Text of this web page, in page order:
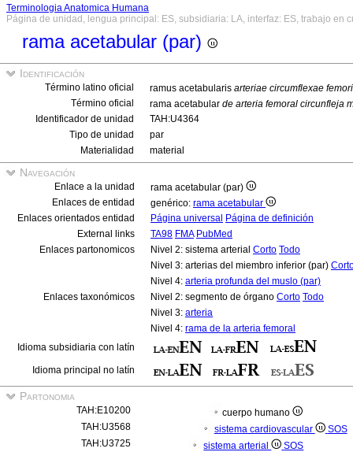
Terminologia Anatomica Humana
Página de unidad, lengua principal: ES, subsidiaria: LA, interfaz: ES, trabajo en
rama acetabular (par)
Identificación
Término latino oficial ramus acetabularis arteriae circumflexae
Término oficial
rama acetabular de arteria femoral circunfleja
Identificador de unidad
TAH:U4364
Tipo de unidad
par
Materialidad
material
Navegación
Enlace a la unidad
rama acetabular (par)
Enlaces de entidad
genérico: rama acetabular
Enlaces orientados entidad
Página universal Página de definición
External links
TA98 FMA PubMed
Enlaces partonomicos
Nivel 2: sistema arterial Corto Todo
Nivel 3: arterias del miembro inferior (par)
Nivel 4: arteria profunda del muslo (par)
Enlaces taxonómicos
Nivel 2: segmento de órgano Corto Todo
Nivel 3: arteria
Nivel 4: rama de la arteria femoral
Idioma subsidiaria con latín
Idioma principal no latín
Partonomia
TAH:E10200
cuerpo humano
TAH:U3568
sistema cardiovascular
SOS
TAH:U3725
sistema arterial
SOS